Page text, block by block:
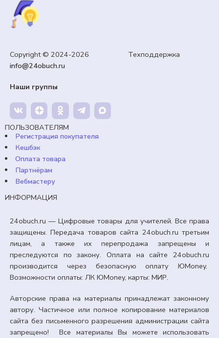
Copyright © 2024-2026 Техподдержка
info@24obuch.ru
Наши группы
ПОЛЬЗОВАТЕЛЯМ
Регистрация покупателя
Кешбэк
Оплата товара
Партнёрам
Вебмастеру
ИНФОРМАЦИЯ
24obuch.ru — Цифровые товары для учителей. Все права
защищены. Передача товаров сайта 24obuch.ru третьим
лицам, а также их перепродажа запрещены и
преследуются по закону. Оплата на сайте 24obuch.ru
производится через безопасную оплату ЮMoney.
Возможности оплаты: ЛК ЮMoney, карты: МИР.
Авторские права на материалы принадлежат законному
автору. Частичное или полное копирование материалов
сайта без письменного разрешения администрации сайта
запрещено! Все материалы Вы можете использовать